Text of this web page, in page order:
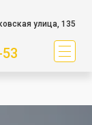
улица, 135